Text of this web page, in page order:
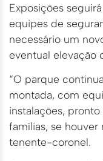
Exposições
equipes de
necessário um
eventual elevação
“O parque
montada, com
instalações,
famílias, se houver
tenente-coronel.